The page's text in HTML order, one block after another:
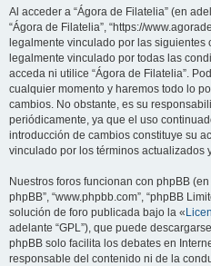
Al acceder a “Ágora de Filatelia” (en
“Ágora de Filatelia”, “https://
legalmente vinculado por las
legalmente vinculado por todas las
acceda ni utilice “Ágora de Filatelia”.
cualquier momento y haremos todo lo
cambios. No obstante, es su
periódicamente, ya que el uso
introducción de cambios constituye su
vinculado por los términos actualizados
Nuestros foros funcionan con phpBB (en
phpBB”, “www.phpbb.com”, “phpBB
solución de foro publicada bajo la «
adelante “GPL”), que puede
phpBB solo facilita los debates en
responsable del contenido ni de la